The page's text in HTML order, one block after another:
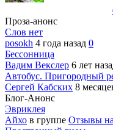
Проза-анонс
Слов нет
posokh 4 года назад 0
Бессонница
Вадим Векслер 6 лет
Автобус. Пригородный
Сергей Кабских 8
Блог-Анонс
Эвриклея
Айхо в группе Отзывы